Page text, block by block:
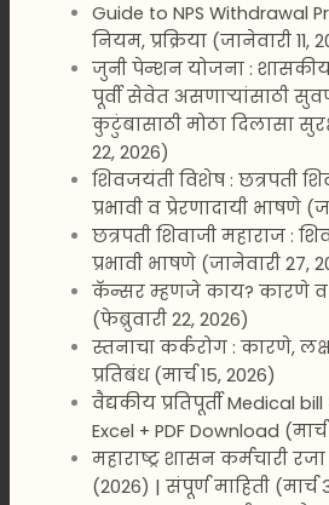
Guide to NPS Withdrawal
नियम, प्रक्रिया (जानेवारी 11,
जुनी पेन्शन योजना : शासकीय
पूर्वी सेवेत असणाऱ्यांसाठी
कुटुंबासाठी मोठा दिलासा
22, 2026)
शिवजयंती विशेष : छत्रपती
प्रभावी व प्रेरणादायी भाषणे
छत्रपती शिवाजी महाराज :
प्रभावी भाषणे (जानेवारी 27,
कॅन्सर म्हणजे काय? कारणे व
(फेब्रुवारी 22, 2026)
स्तनाचा कर्करोग : कारणे,
प्रतिबंध (मार्च 15, 2026)
वैद्यकीय प्रतिपूर्ती Medical
Excel + PDF Download
महाराष्ट्र शासन कर्मचारी
(2026) | संपूर्ण माहिती (मार्च